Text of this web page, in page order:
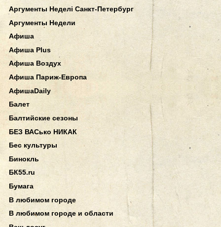
Аргументы Неделi Санкт-Петербург
Аргументы Недели
Афиша
Афиша Plus
Афиша Воздух
Афиша Париж-Европа
АфишаDaily
Балет
Балтийские сезоны
БЕЗ ВАСько НИКАК
Бес культуры
Бинокль
БК55.ru
Бумага
В любимом городе
В любимом городе и области